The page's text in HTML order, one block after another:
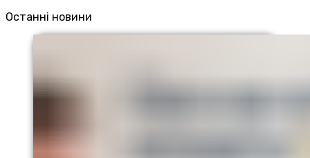
Останні новини